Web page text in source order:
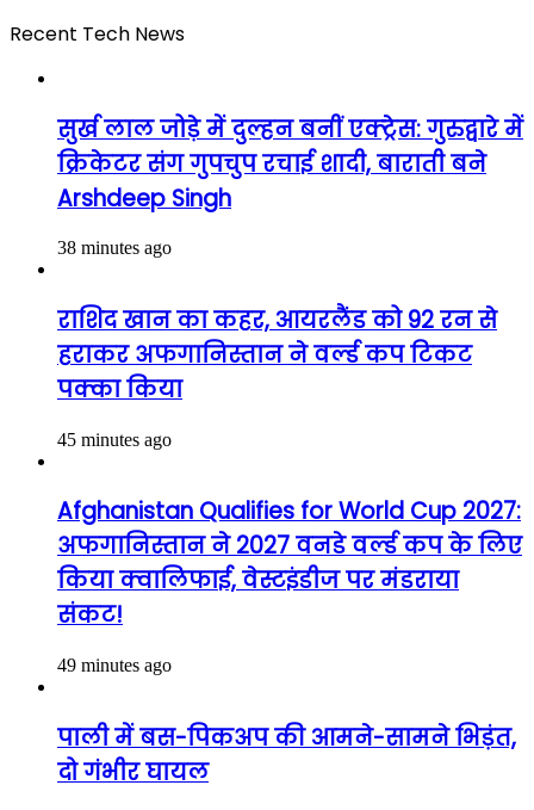
Recent Tech News
सुर्ख लाल जोड़े में दुल्हन बनीं एक्ट्रेस: गुरुद्वारे में
क्रिकेटर संग गुपचुप रचाई शादी, बाराती बने
Arshdeep Singh
38 minutes ago
राशिद खान का कहर, आयरलैंड को 92 रन से
हराकर अफगानिस्तान ने वर्ल्ड कप टिकट
पक्का किया
45 minutes ago
Afghanistan Qualifies for World Cup 2027:
अफगानिस्तान ने 2027 वनडे वर्ल्ड कप के लिए
किया क्वालिफाई, वेस्टइंडीज पर मंडराया
संकट!
49 minutes ago
पाली में बस-पिकअप की आमने-सामने भिड़ंत,
दो गंभीर घायल